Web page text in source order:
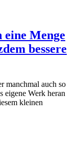
Menge
bessere
manchmal auch so
eigene Werk heran
kleinen